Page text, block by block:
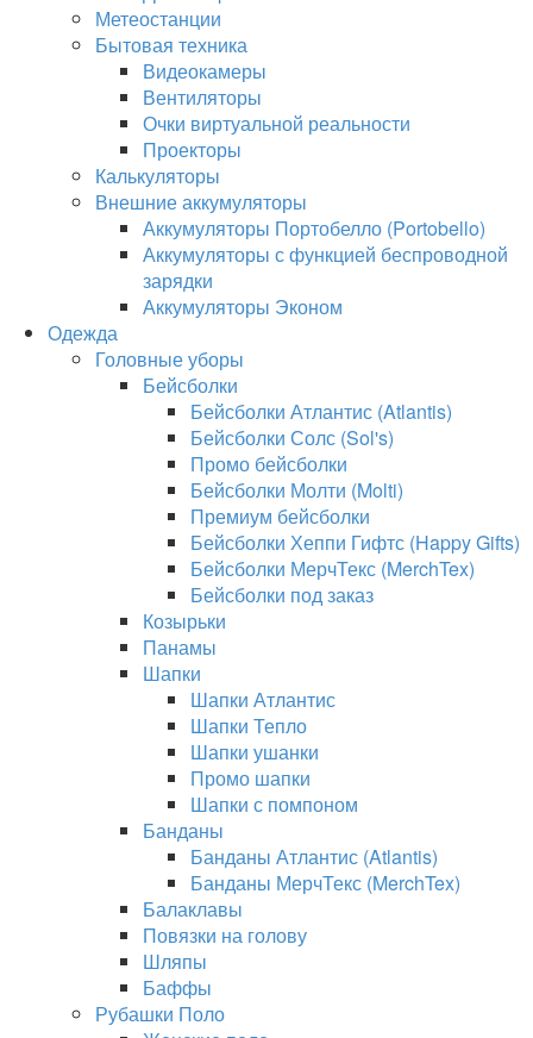
Метеостанции
Бытовая техника
Видеокамеры
Вентиляторы
Очки виртуальной реальности
Проекторы
Калькуляторы
Внешние аккумуляторы
Аккумуляторы Портобелло (Portobello)
Аккумуляторы с функцией беспроводной
зарядки
Аккумуляторы Эконом
Одежда
Головные уборы
Бейсболки
Бейсболки Атлантис (Atlantis)
Бейсболки Солс (Sol's)
Промо бейсболки
Бейсболки Молти (Molti)
Премиум бейсболки
Бейсболки Хеппи Гифтс (Happy Gifts)
Бейсболки МерчТекс (MerchTex)
Бейсболки под заказ
Козырьки
Панамы
Шапки
Шапки Атлантис
Шапки Тепло
Шапки ушанки
Промо шапки
Шапки с помпоном
Банданы
Банданы Атлантис (Atlantis)
Банданы МерчТекс (MerchTex)
Балаклавы
Повязки на голову
Шляпы
Баффы
Рубашки Поло